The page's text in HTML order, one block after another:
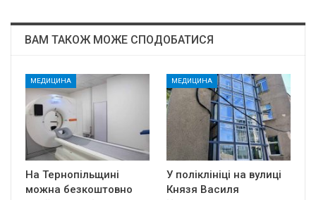
ВАМ ТАКОЖ МОЖЕ СПОДОБАТИСЯ
МЕДИЦИНА
На Тернопільщині
можна безкоштовно
МЕДИЦИНА
У поліклініці на вулиці
Князя Василя